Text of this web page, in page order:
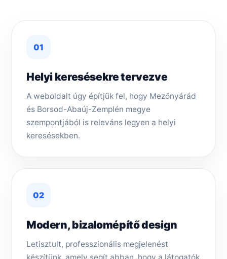
01
Helyi keresésekre tervezve
A weboldalt úgy építjük fel, hogy Mezőnyárád
és Borsod-Abaúj-Zemplén megye
szempontjából is releváns legyen a helyi
keresésekben.
02
Modern, bizalomépítő design
Letisztult, professzionális megjelenést